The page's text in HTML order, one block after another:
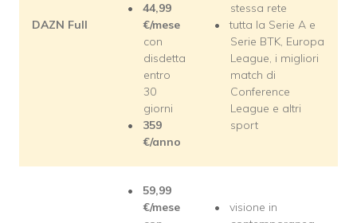
DAZN Full
44,99
€/mese
con
disdetta
entro
30
giorni
359
€/anno
stessa rete
tutta la Serie A e
Serie BTK, Europa
League, i migliori
match di
Conference
League e altri
sport
59,99
€/mese
visione in